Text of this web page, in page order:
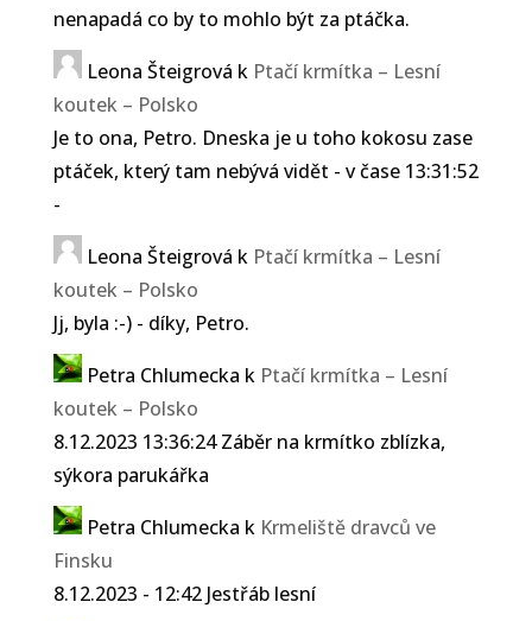
nenapadá co by to mohlo být za ptáčka.
Leona Šteigrová k Ptačí krmítka – Lesní
koutek – Polsko
Je to ona, Petro. Dneska je u toho kokosu zase
ptáček, který tam nebývá vidět - v čase 13:31:52
-
Leona Šteigrová k Ptačí krmítka – Lesní
koutek – Polsko
Jj, byla :-) - díky, Petro.
Petra Chlumecka k Ptačí krmítka – Lesní
koutek – Polsko
8.12.2023 13:36:24 Záběr na krmítko zblízka,
sýkora parukářka
Petra Chlumecka k Krmeliště dravců ve
Finsku
8.12.2023 - 12:42 Jestřáb lesní